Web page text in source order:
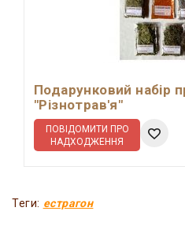
Подарунковий набір
"Різнотрав'я"
ПОВІДОМИТИ ПРО
НАДХОДЖЕННЯ
Теги: естрагон